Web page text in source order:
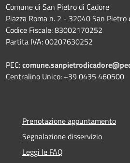
Comune di San Pietro di Cadore
Piazza Roma n. 2 - 32040 San Pietro
Codice Fiscale: 83002170252
Partita IVA: 00207630252
PEC:
Centralino Unico: +39 0435 460500
Prenotazione appuntamento
Segnalazione disservizio
Leggi le FAQ